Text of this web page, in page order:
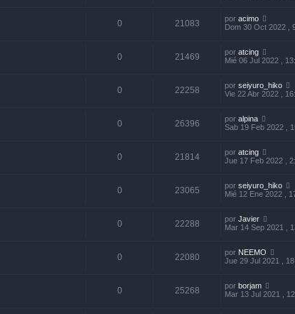
0 21083 por acimo
Dom 30 Oct 2022 ,
0 21469 por atcing
Mié 06 Jul 2022 ,
0 22258 por seiyuro_hiko
Vie 22 Abr 2022 ,
0 26396 por alpina
Sab 19 Feb 2022 ,
0 21814 por atcing
Jue 17 Feb 2022 ,
0 23065 por seiyuro_hiko
Mié 12 Ene 2022 ,
0 22288 por Javier
Mar 14 Sep 2021 ,
0 22080 por NEEMO
Jue 29 Jul 2021 ,
0 25268 por borjam
Mar 13 Jul 2021 ,